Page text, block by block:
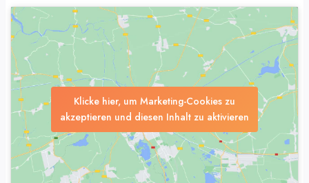
Klicke hier, um Marketing-Cookies zu
akzeptieren und diesen Inhalt zu aktivieren